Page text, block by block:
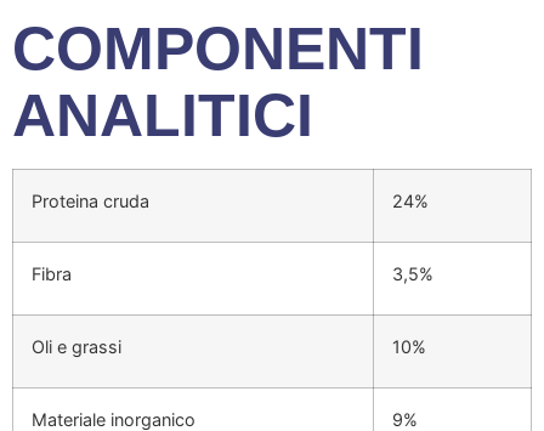
COMPONENTI
ANALITICI
Proteina cruda 24%
Fibra 3,5%
Oli e grassi 10%
Materiale inorganico 9%